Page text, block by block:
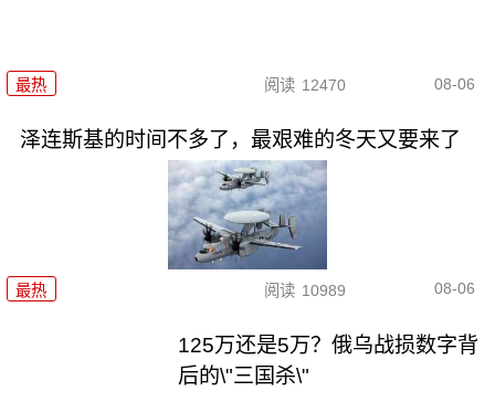
最热 阅读 12470 08-06
泽连斯基的时间不多了，最艰难的冬天又要来了
最热 阅读 10989 08-06
125万还是5万？俄乌战损数字背
后的\"三国杀\"